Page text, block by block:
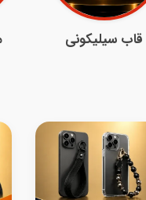
قاب سیلیکونی